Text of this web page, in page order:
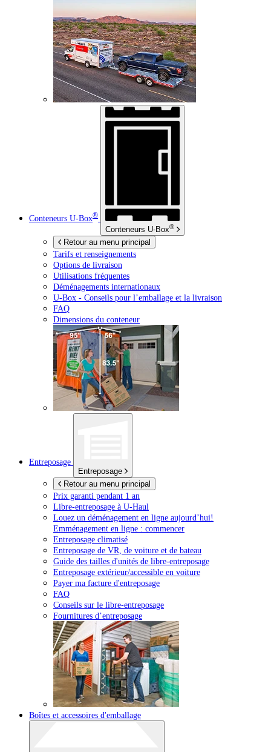
Conteneurs U-Box®
Conteneurs U-Box®
Retour au menu principal
Tarifs et renseignements
Options de livraison
Utilisations fréquentes
Déménagements internationaux
U-Box - Conseils pour l’emballage et la livraison
FAQ
Dimensions du conteneur
Entreposage
Entreposage
Retour au menu principal
Prix garanti pendant 1 an
Libre-entreposage à U-Haul
Louez un déménagement en ligne aujourd’hui!
Emménagement en ligne : commencer
Entreposage climatisé
Entreposage de VR, de voiture et de bateau
Guide des tailles d'unités de libre-entreposage
Entreposage extérieur/accessible en voiture
Payer ma facture d'entreposage
FAQ
Conseils sur le libre-entreposage
Fournitures d’entreposage
Boîtes et accessoires d'emballage